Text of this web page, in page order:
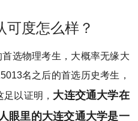
可度怎么样？
选物理考生，大概率无缘大
名之后的首选历史考生，
以证明， 大连交通大学在
眼里的大连交通大学是一